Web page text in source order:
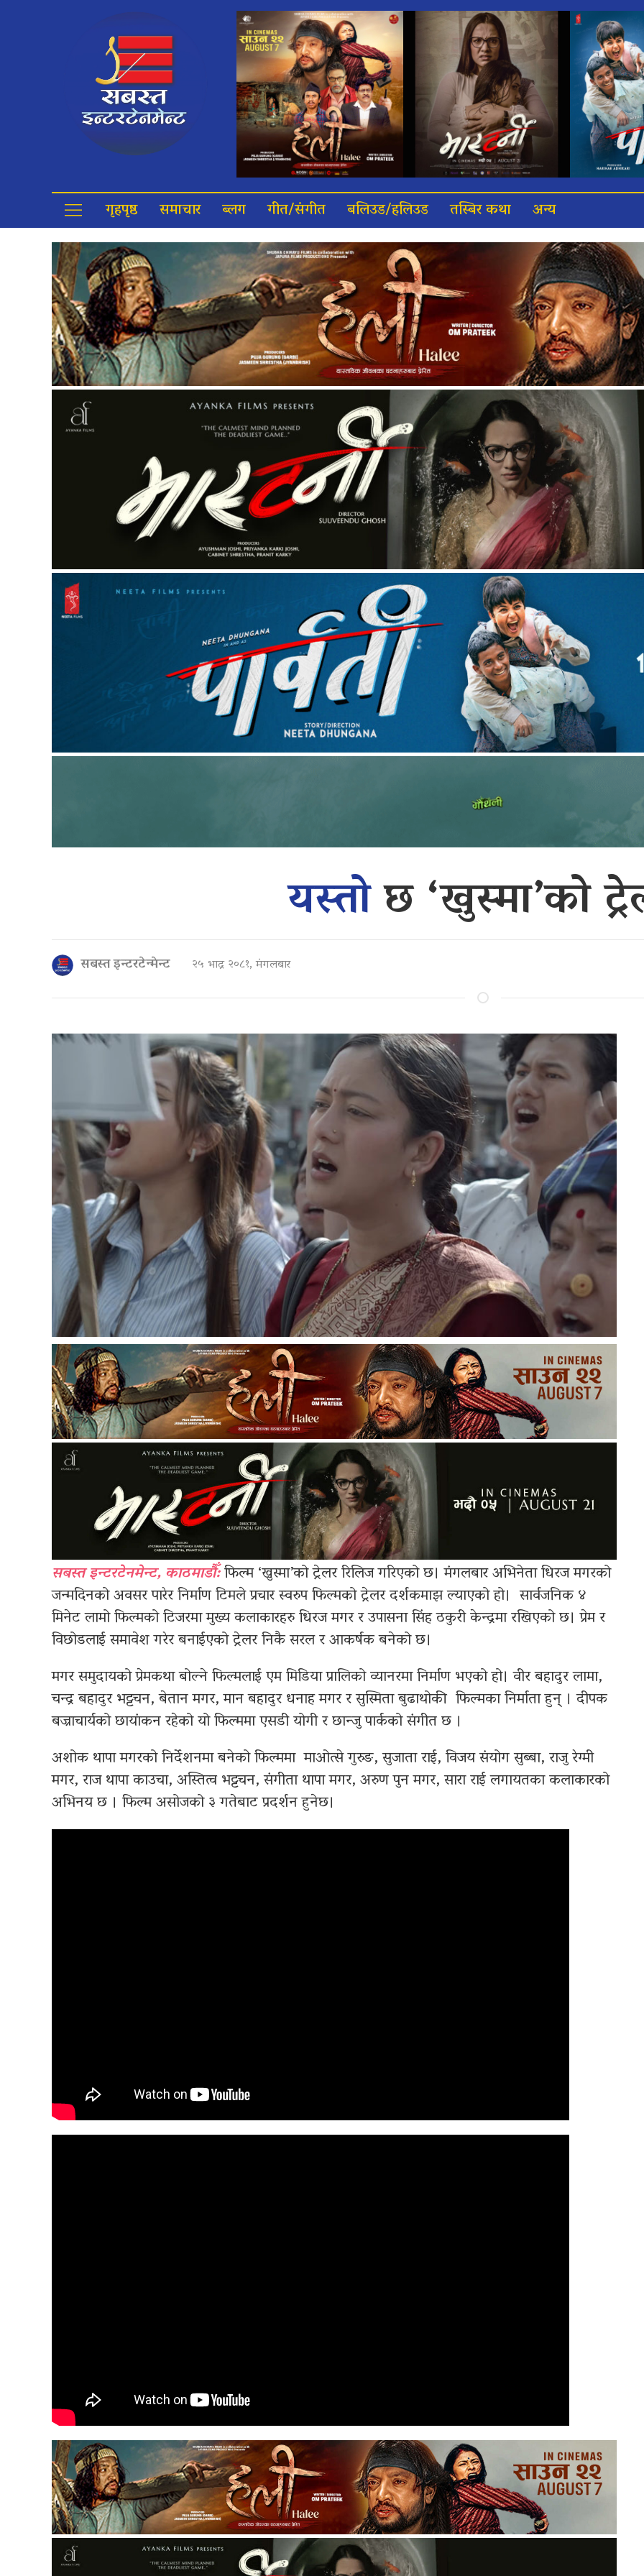
गृहपृष्ठ समाचार ब्लग गीत/संगीत बलिउड/हलिउड तस्बिर कथा अन्य
यस्तोछ ‘खुस्मा’को
सबस्त इन्टरटेन्मेन्ट २५ भाद्र २०८१, मंगलबार
सबस्त इन्टरटेनमेन्ट, काठमाडौँ:फिल्म ‘खुस्मा’को ट्रेलर रिलिज गरिएको छ। मंगलबार अभिनेता धिरज मगरको
जन्मदिनको अवसर पारेर निर्माण टिमले प्रचार स्वरुप फिल्मको ट्रेलर दर्शकमाझ ल्याएको हो। सार्वजनिक ४
मिनेट लामो फिल्मको टिजरमा मुख्य कलाकारहरु धिरज मगर र उपासना सिंह ठकुरी केन्द्रमा रखिएको छ। प्रेम र
विछोडलाई समावेश गरेर बनाईएको ट्रेलर निकै सरल र आकर्षक बनेको छ।
मगर समुदायको प्रेमकथा बोल्ने फिल्मलाई एम मिडिया प्रालिको व्यानरमा निर्माण भएको हो। वीर बहादुर लामा,
चन्द्र बहादुर भट्टचन, बेतान मगर, मान बहादुर धनाह मगर र सुस्मिता बुढाथोकी फिल्मका निर्माता हुन् । दीपक
बज्राचार्यको छायांकन रहेको यो फिल्ममा एसडी योगी र छान्जु पार्कको संगीत छ ।
अशोक थापा मगरको निर्देशनमा बनेको फिल्ममा माओत्से गुरुङ, सुजाता राई, विजय संयोग सुब्बा, राजु रेग्मी
मगर, राज थापा काउचा, अस्तित्व भट्टचन, संगीता थापा मगर, अरुण पुन मगर, सारा राई लगायतका कलाकारको
अभिनय छ । फिल्म असोजको ३ गतेबाट प्रदर्शन हुनेछ।